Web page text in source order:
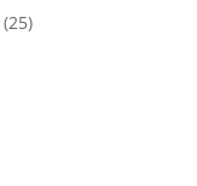
(25)